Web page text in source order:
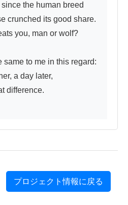
the human breed
crunched its good share.
you, man or wolf?
to me in this regard:
day later,
プロジェクト情報に戻る